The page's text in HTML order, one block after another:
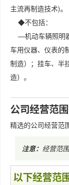
主流再制造技术)。
◆不包括：
—机动车辆照明
车用仪器、仪表的
制造）；挂车、半
造）。
公司经营范围
精选的公司经营范
注意： 经营范
以下经营范